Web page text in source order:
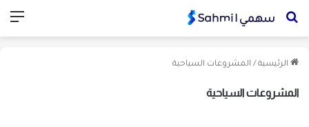
بحث
عن
الرئيسية / المشروعات السياحية
المشروعات السياحية